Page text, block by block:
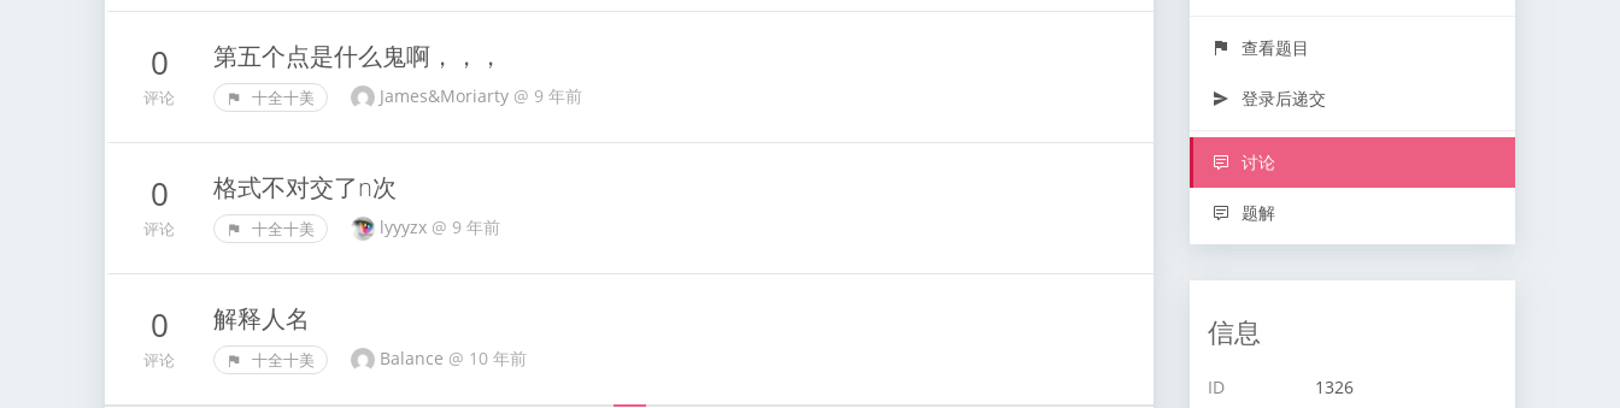
0
评论
第五个点是什么鬼啊，，，
十全十美 James&Moriarty @ 9 年前
0
评论
格式不对交了n次
十全十美 lyyyzx @ 9 年前
0
评论
解释人名
十全十美 Balance @ 10 年前
查看题目
登录后递交
讨论
题解
信息
ID
1326